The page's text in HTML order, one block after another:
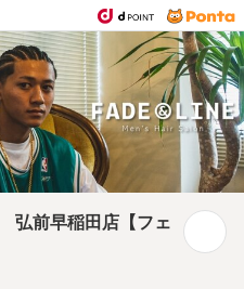
前早稲田店【フェ